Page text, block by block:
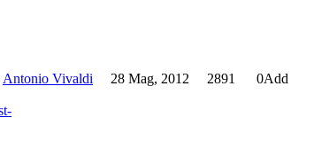
Antonio Vivaldi 28 Mag, 2012 2891 0Add